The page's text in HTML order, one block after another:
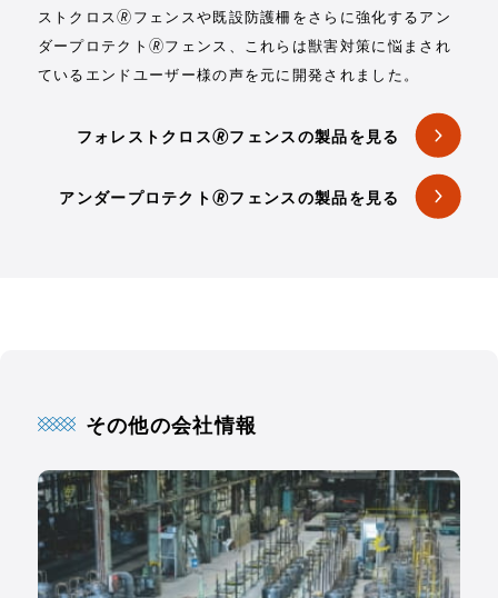
ストクロス🄬フェンスや既設防護柵をさらに強化するアン
ダープロテクト🄬フェンス、これらは獣害対策に悩まされ
ているエンドユーザー様の声を元に開発されました。
フォレストクロス🄬フェンスの製品を見る
アンダープロテクト🄬フェンスの製品を見る
その他の会社情報